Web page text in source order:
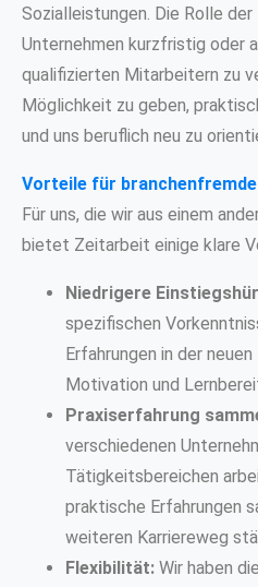
Sozialleistungen. Die Rolle
Unternehmen kurzfristig oder
qualifizierten Mitarbeitern zu
Möglichkeit zu geben,
und uns beruflich neu zu
Vorteile für
Für uns, die wir aus einem
bietet Zeitarbeit einige klare
Niedrigere
spezifischen
Erfahrungen in der
Motivation und
Praxiserfahrung
verschiedenen
Tätigkeitsbereichen
praktische Erfahrungen
weiteren Karriereweg
Flexibilität: Wir haben